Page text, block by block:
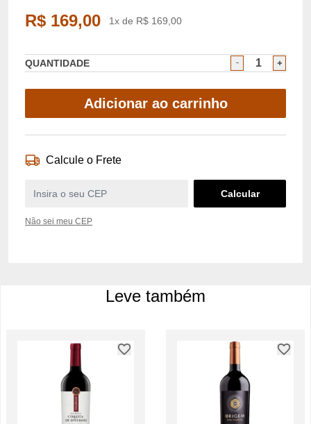
R$ 169,00 1x de R$ 169,00
QUANTIDADE
Adicionar ao carrinho
Calcule o Frete
Não sei meu CEP
Leve também